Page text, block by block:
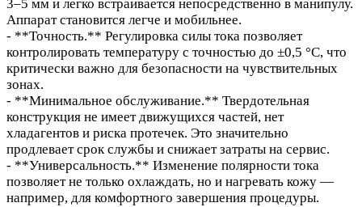
3–5 мм и легко встраивается непосредственно в манипулу.
Аппарат становится легче и мобильнее.
- **Точность.** Регулировка силы тока позволяет
контролировать температуру с точностью до ±0,5 °C, что
критически важно для безопасности на чувствительных
зонах.
- **Минимальное обслуживание.** Твердотельная
конструкция не имеет движущихся частей, нет
хладагентов и риска протечек. Это значительно
продлевает срок службы и снижает затраты на сервис.
- **Универсальность.** Изменение полярности тока
позволяет не только охлаждать, но и нагревать кожу —
например, для комфортного завершения процедуры.